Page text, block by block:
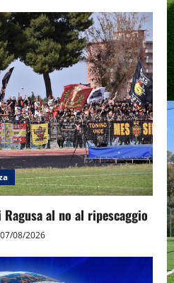
al no al ripescaggio
07/08/2026